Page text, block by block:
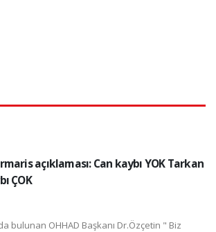
açıklaması: Can kaybı YOK Tarkan
ÇOK
bulunan OHHAD Başkanı Dr.Özçetin " Biz